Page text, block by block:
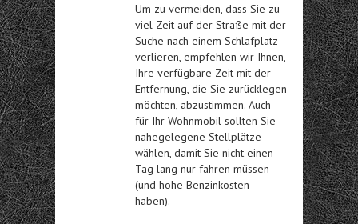
Um zu vermeiden, dass Sie zu
viel Zeit auf der Straße mit der
Suche nach einem Schlafplatz
verlieren, empfehlen wir Ihnen,
Ihre verfügbare Zeit mit der
Entfernung, die Sie zurücklegen
möchten, abzustimmen. Auch
für Ihr Wohnmobil sollten Sie
nahegelegene Stellplätze
wählen, damit Sie nicht einen
Tag lang nur fahren müssen
(und hohe Benzinkosten
haben).